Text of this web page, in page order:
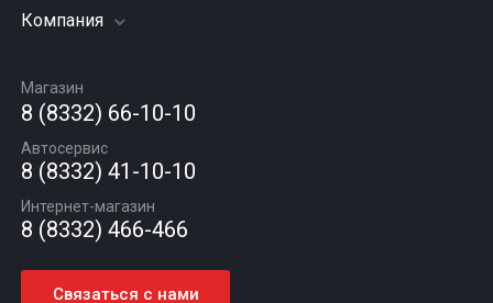
Диски
Автомасла
Подвеска (ходовая часть)
Шиномонтаж
Акции
Гарантии и возврат
Компания
Вакансии
Новости
Статьи
Контакты
Магазин
8 (8332) 66-10-10
Автосервис
8 (8332) 41-10-10
Интернет-магазин
8 (8332) 466-466
Связаться с нами